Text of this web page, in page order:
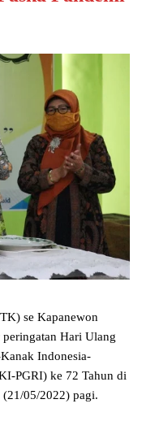
se Kapanewon
peringatan Hari Ulang
Indonesia-
PGRI) ke 72 Tahun di
05/2022) pagi.